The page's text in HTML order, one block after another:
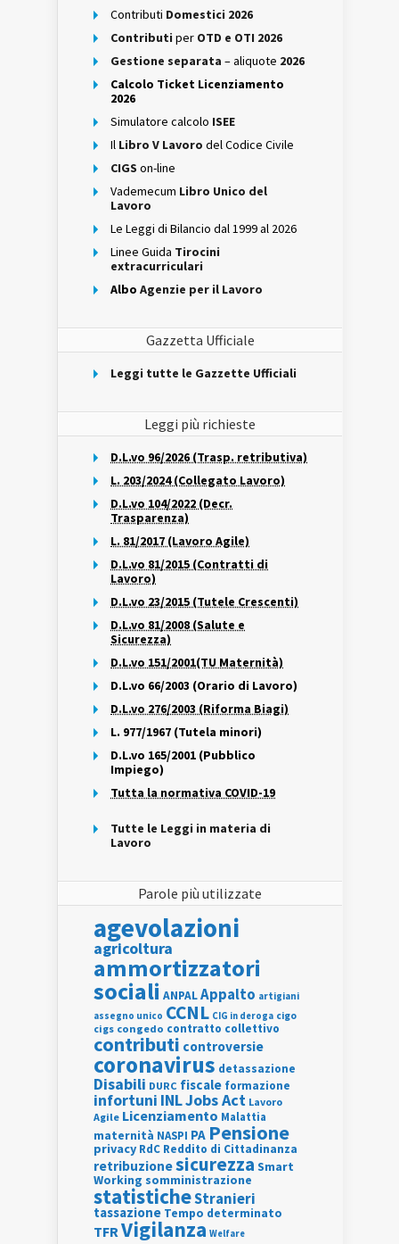
Contributi Domestici 2026
Contributi per OTD e OTI 2026
Gestione separata – aliquote 2026
Calcolo Ticket Licenziamento
2026
Simulatore calcolo ISEE
Il Libro V Lavoro del Codice Civile
CIGS on-line
Vademecum Libro Unico del
Lavoro
Le Leggi di Bilancio dal 1999 al 2026
Linee Guida Tirocini
extracurriculari
Albo Agenzie per il Lavoro
Gazzetta Ufficiale
Leggi tutte le Gazzette Ufficiali
Leggi più richieste
D.L.vo 96/2026 (Trasp. retributiva)
L. 203/2024 (Collegato Lavoro)
D.L.vo 104/2022 (Decr.
Trasparenza)
L. 81/2017 (Lavoro Agile)
D.L.vo 81/2015 (Contratti di
Lavoro)
D.L.vo 23/2015 (Tutele Crescenti)
D.L.vo 81/2008 (Salute e
Sicurezza)
D.L.vo 151/2001(TU Maternità)
D.L.vo 66/2003 (Orario di Lavoro)
D.L.vo 276/2003 (Riforma Biagi)
L. 977/1967 (Tutela minori)
D.L.vo 165/2001 (Pubblico
Impiego)
Tutta la normativa COVID-19
Tutte le Leggi in materia di
Lavoro
Parole più utilizzate
agevolazioni
agricoltura
ammortizzatori
sociali ANPALAppalto artigiani
assegno unico CCNL CIG in deroga cigo
cigs congedo contratto collettivo
contributi controversie
coronavirus detassazione
Disabili DURC fiscale formazione
infortuni INLJobs Act Lavoro
Agile Licenziamento Malattia
maternità NASPI PA Pensione
privacy RdC Reddito di Cittadinanza
retribuzionesicurezza Smart
Working somministrazione
statisticheStranieri
tassazione Tempo determinato
TFRVigilanza Welfare